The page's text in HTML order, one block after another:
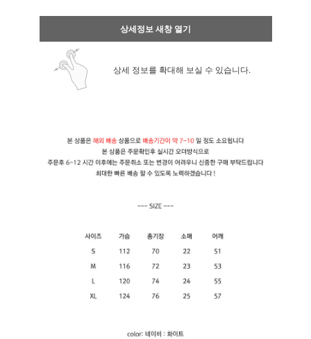
상세정보 새창 열기
상세 정보를 확대해 보실 수 있습니다.